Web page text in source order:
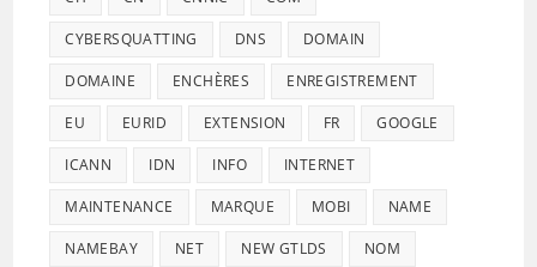
CYBERSQUATTING DNS DOMAIN
DOMAINE ENCHÈRES ENREGISTREMENT
EU EURID EXTENSION FR GOOGLE
ICANN IDN INFO INTERNET
MAINTENANCE MARQUE MOBI NAME
NAMEBAY NET NEW GTLDS NOM